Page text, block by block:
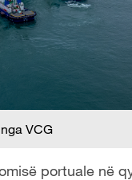
VCG
portuale në